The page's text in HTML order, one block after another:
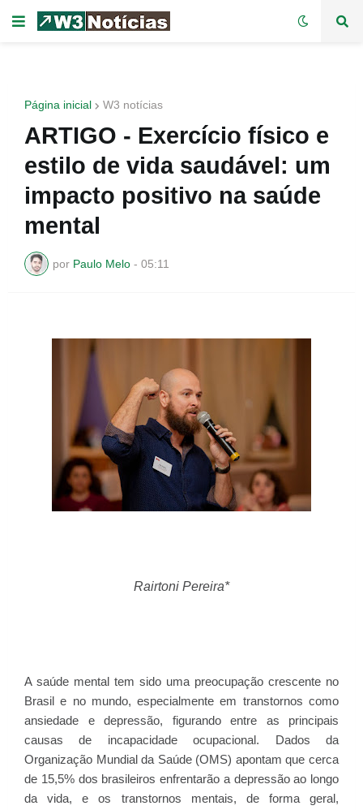
Página inicial W3 notícias
ARTIGO - Exercício físico e
estilo de vida saudável: um
impacto positivo na saúde
mental
por Paulo Melo - 05:11
Rairtoni Pereira*
A saúde mental tem sido uma preocupação crescente no
Brasil e no mundo, especialmente em transtornos como
ansiedade e depressão, figurando entre as principais
causas de incapacidade ocupacional. Dados da
Organização Mundial da Saúde (OMS) apontam que cerca
de 15,5% dos brasileiros enfrentarão a depressão ao longo
da vida, e os transtornos mentais, de forma geral,